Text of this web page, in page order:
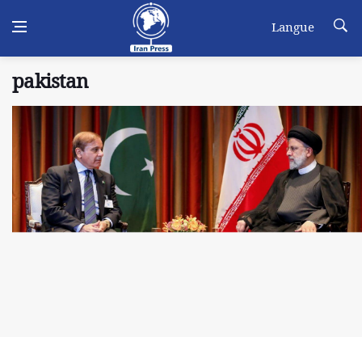
Langue
pakistan